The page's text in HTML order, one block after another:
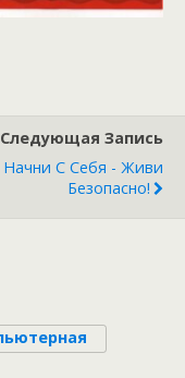
Следующая Запись
Начни С Себя - Живи
Безопасно!